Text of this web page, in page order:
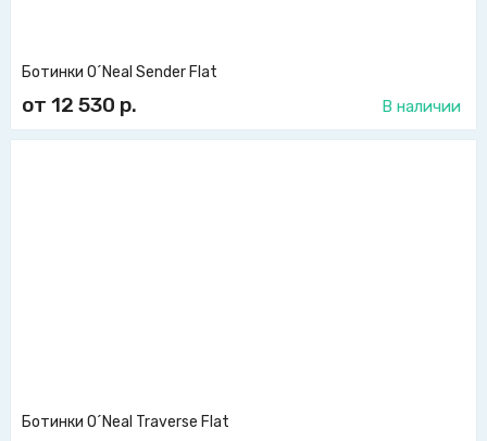
Ботинки O´Neal Sender Flat
от 12 530 р. В наличии
Ботинки O´Neal Traverse Flat